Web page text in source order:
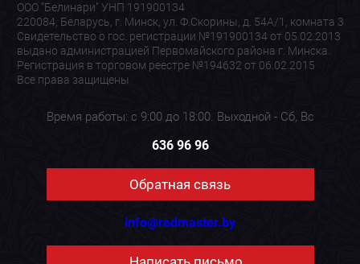
ООО "Белинари" УНП 191900134
220084, Беларусь, г. Минск, ул. Ф.Скорины, д. 54А/1, комната 3
Свидетельство о гос. регистрации №191900134 от 05.02.2013
выдано администрацией Первомайского района г. Минска.
Регистрация в торговом реестре №194632 от 06.02.2015
Все права защищены
Время работы: с 9:00 до 18:00. Выходной - Сб, Вс
636 96 96
Обратная связь
info@redmaster.by